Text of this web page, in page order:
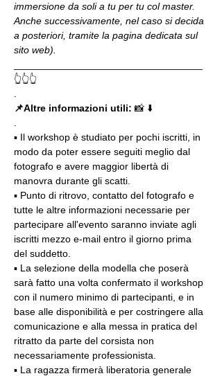
immersione da soli a tu per tu col master.
Anche successivamente, nel caso si decida
a posteriori, tramite la pagina dedicata sul
sito web).
👆👆👆
📌Altre informazioni utili: 📸 ⬇️
▪️ Il workshop è studiato per pochi iscritti, in
modo da poter essere seguiti meglio dal
fotografo e avere maggior libertà di
manovra durante gli scatti.
▪️ Punto di ritrovo, contatto del fotografo e
tutte le altre informazioni necessarie per
partecipare all'evento saranno inviate agli
iscritti mezzo e-mail entro il giorno prima
del suddetto.
▪️ La selezione della modella che poserà
sarà fatto una volta confermato il workshop
con il numero minimo di partecipanti, e in
base alle disponibilità e per costringere alla
comunicazione e alla messa in pratica del
ritratto da parte del corsista non
necessariamente professionista.
▪️ La ragazza firmerà liberatoria generale